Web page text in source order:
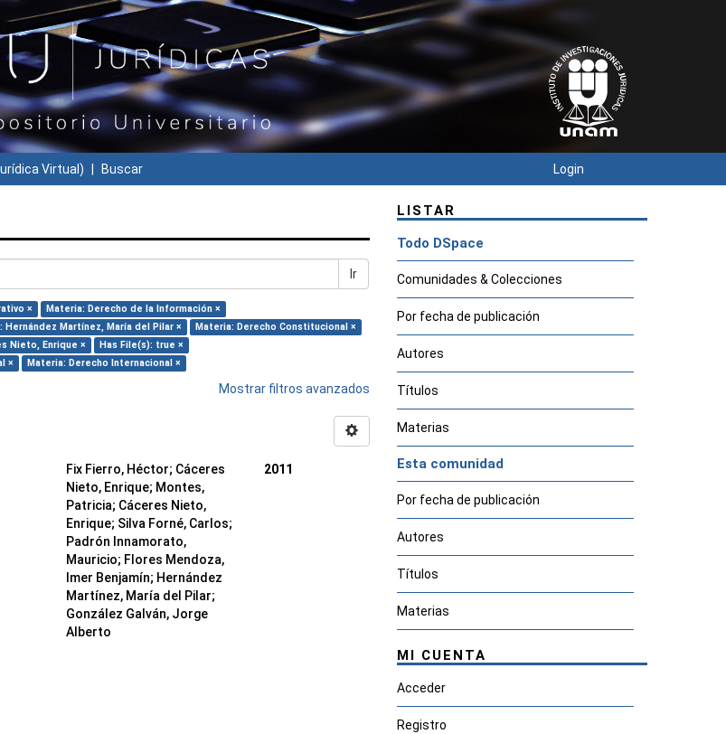
Virtual) Buscar Login
Ir
×
Materia: Derecho de la Información ×
Hernández Martínez, María del Pilar ×
Materia: Derecho Constitucional ×
Nieto, Enrique ×
Has File(s): true ×
× Materia: Derecho Internacional ×
Mostrar filtros avanzados
Fix Fierro, Héctor; Cáceres
Nieto, Enrique; Montes,
Patricia; Cáceres Nieto,
Enrique; Silva Forné, Carlos;
Padrón Innamorato,
Mauricio; Flores Mendoza,
Imer Benjamín; Hernández
Martínez, María del Pilar;
González Galván, Jorge
Alberto
2011
LISTAR
Todo DSpace
Comunidades & Colecciones
Por fecha de publicación
Autores
Títulos
Materias
Esta comunidad
Por fecha de publicación
Autores
Títulos
Materias
MI CUENTA
Acceder
Registro